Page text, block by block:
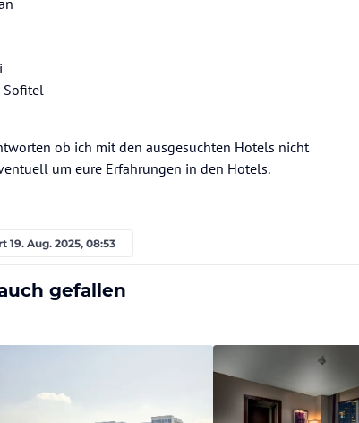
Sofitel
ob ich mit den ausgesuchten Hotels nicht
um eure Erfahrungen in den Hotels.
19. Aug. 2025, 08:53